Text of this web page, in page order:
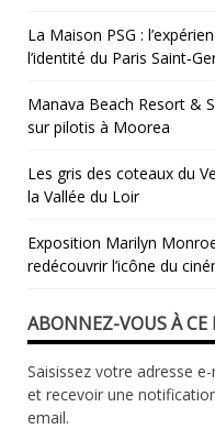
La Maison PSG :
l’identité du Paris
Manava Beach Resort &
sur pilotis à Moorea
Les gris des coteaux du
la Vallée du Loir
​Exposition Marilyn
redécouvrir l’icône du
ABONNEZ-VOUS À CE
Saisissez votre adresse
et recevoir une
email.